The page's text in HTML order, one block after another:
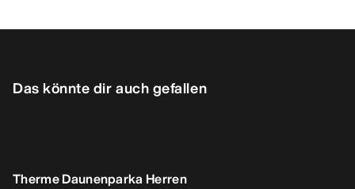
Das könnte dir auch gefallen